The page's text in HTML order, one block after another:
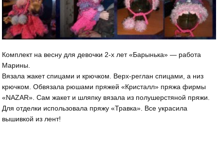
Комплект на весну для девочки 2-х лет «Барынька» — работа
Марины.
Вязала жакет спицами и крючком. Верх-реглан спицами, а низ
крючком. Обвязала рюшами пряжей «Кристалл» пряжа фирмы
«NAZAR». Сам жакет и шляпку вязала из полушерстяной пряжи.
Для отделки использовала пряжу «Травка». Все украсила
вышивкой из лент!